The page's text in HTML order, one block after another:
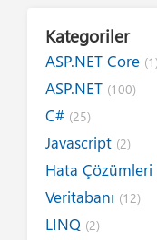
Kategoriler
ASP.NET Core (1)
ASP.NET (100)
C# (25)
Javascript (2)
Hata Çözümleri
Veritabanı (12)
LINQ (2)